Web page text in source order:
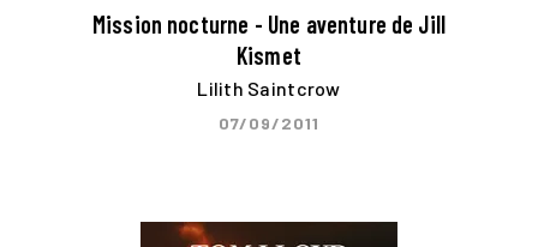
Mission nocturne - Une aventure de Jill
Kismet
Lilith Saintcrow
07/09/2011